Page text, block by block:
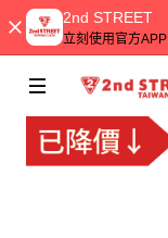
2nd STREET
立刻使用官方APP